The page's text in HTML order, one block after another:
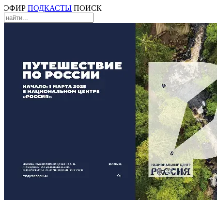
ЭФИР ПОДКАСТЫ ПОИСК